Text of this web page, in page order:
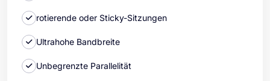
rotierende oder Sticky-Sitzungen
Ultrahohe Bandbreite
Unbegrenzte Parallelität